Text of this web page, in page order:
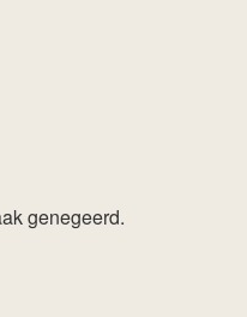
genegeerd.